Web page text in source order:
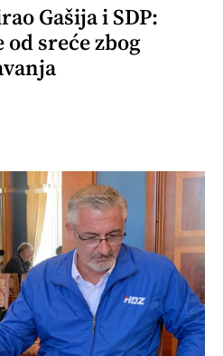
Gašija i SDP:
od sreće zbog